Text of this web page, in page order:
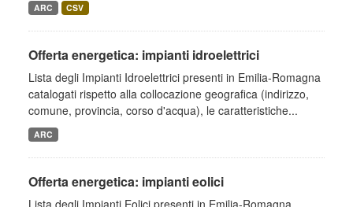
ARC CSV
Offerta energetica: impianti idroelettrici
Lista degli Impianti Idroelettrici presenti in Emilia-Romagna
catalogati rispetto alla collocazione geografica (indirizzo,
comune, provincia, corso d'acqua), le caratteristiche...
ARC
Offerta energetica: impianti eolici
Lista degli Impianti Eolici presenti in Emilia-Romagna